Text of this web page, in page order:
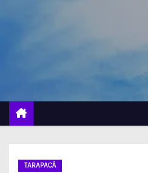
TARAPACÁ